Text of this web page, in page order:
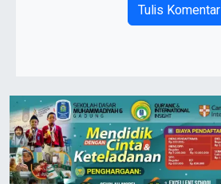
Tulis Komentar